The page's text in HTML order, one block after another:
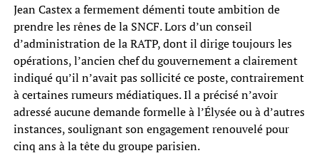
Jean Castex a fermement démenti toute ambition de
prendre les rênes de la SNCF. Lors d’un conseil
d’administration de la RATP, dont il dirige toujours les
opérations, l’ancien chef du gouvernement a clairement
indiqué qu’il n’avait pas sollicité ce poste, contrairement
à certaines rumeurs médiatiques. Il a précisé n’avoir
adressé aucune demande formelle à l’Élysée ou à d’autres
instances, soulignant son engagement renouvelé pour
cinq ans à la tête du groupe parisien.